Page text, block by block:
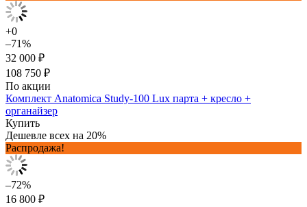
+0
–71%
32 000 ₽
108 750 ₽
По акции
Комплект Anatomica Study-100 Lux парта + кресло +
органайзер
Купить
Дешевле всех на 20%
Распродажа!
–72%
16 800 ₽